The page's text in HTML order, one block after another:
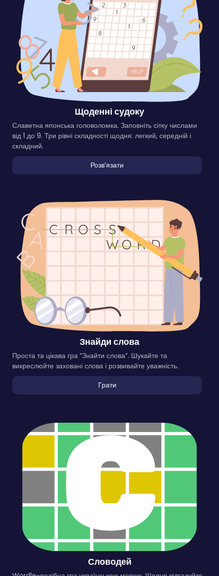
Щоденні судоку
Славетна японська головоломка. Заповніть сітку числами
від 1 до 9. Три рівні складності щодня: легкий, середній і
складний.
Розвʼязати
Знайди слова
Проста та цікава гра “Знайти слова”. Шукайте та
викреслюйте заховані слова і розвивайте уважність.
Грати
Словодей